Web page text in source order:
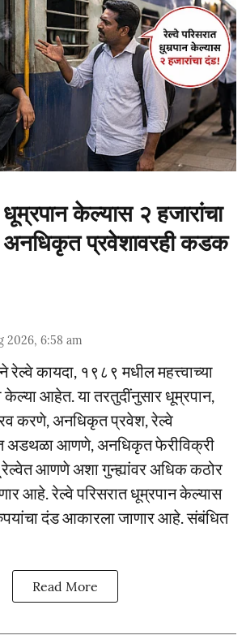
धूम्रपान केल्यास २ हजारांचा
अनधिकृत प्रवेशावरही कडक
2026, 6:58 am
कायदा, १९८९ मधील महत्त्वाच्या
केल्या आहेत. या तरतुदींनुसार धूम्रपान,
करणे, अनधिकृत प्रवेश, रेल्वे
अडथळा आणणे, अनधिकृत फेरीविक्री
रेल्वेत आणणे अशा गुन्ह्यांवर अधिक कठोर
आहे. रेल्वे परिसरात धूम्रपान केल्यास
दंड आकारला जाणार आहे. संबंधित
Read More